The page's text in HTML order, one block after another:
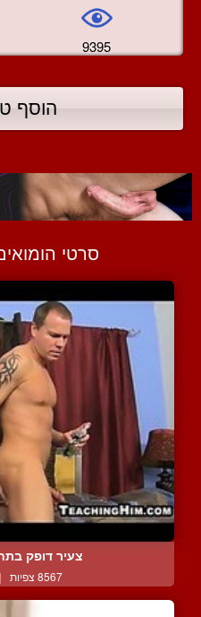
9395
הוסף
סרטי
צעיר דופק
8567 צפיות |